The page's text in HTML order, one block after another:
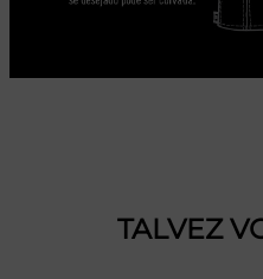
TALVEZ